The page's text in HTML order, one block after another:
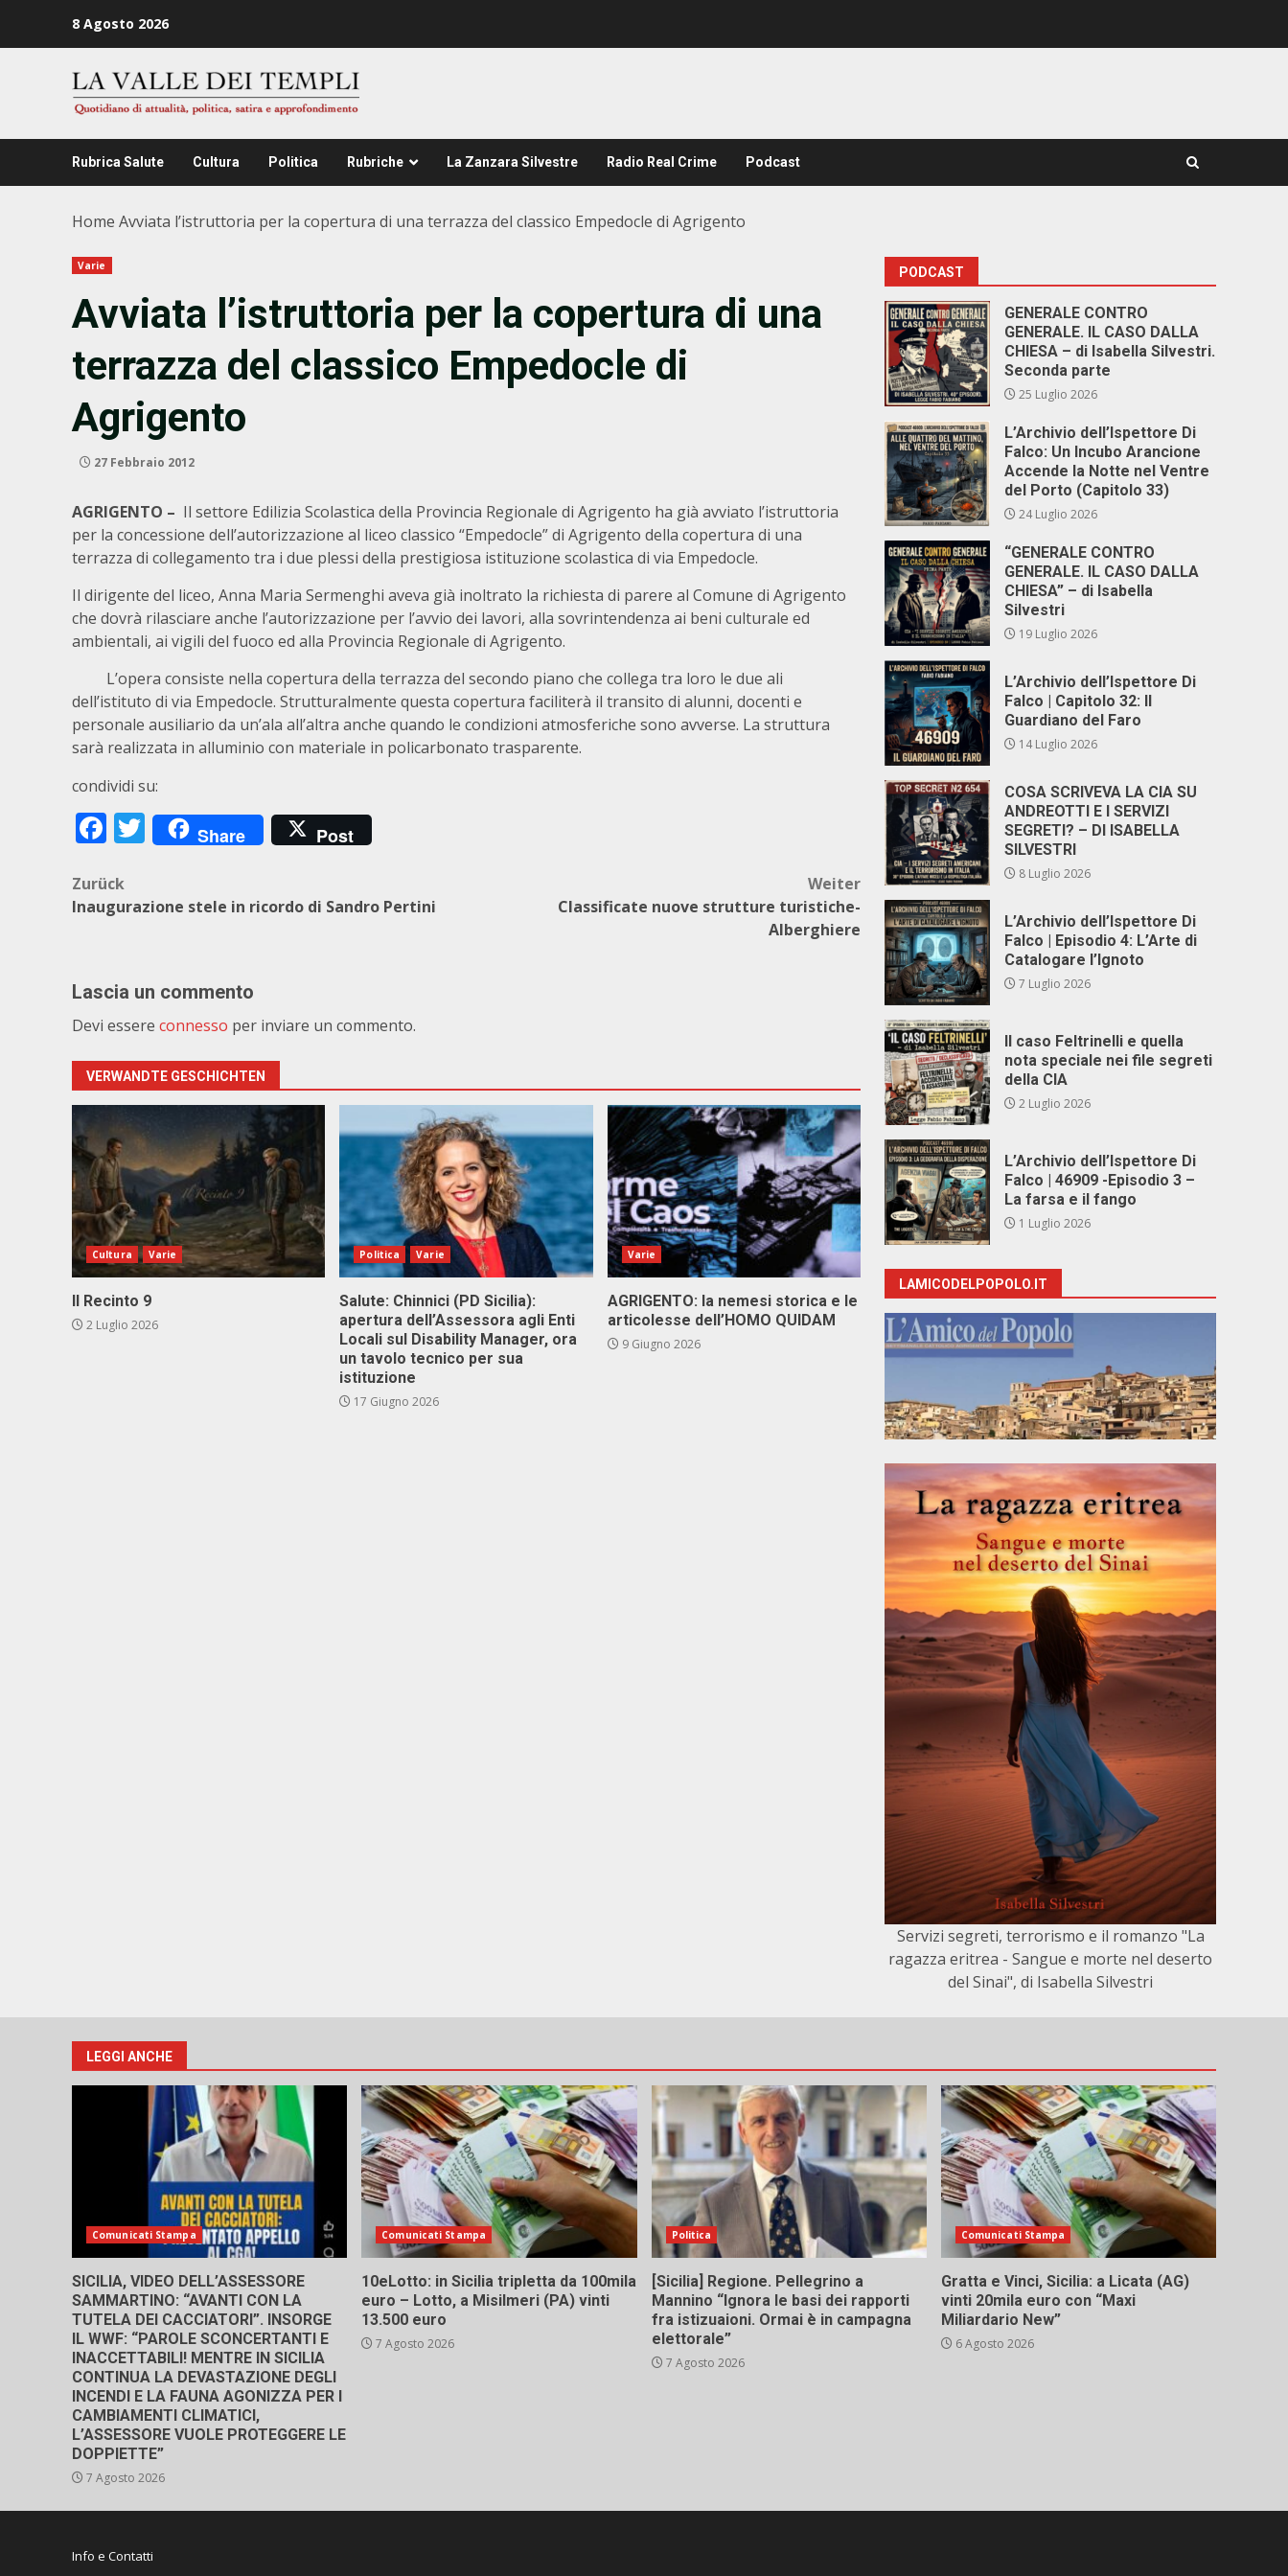
8 Agosto 2026
Rubrica Salute Cultura Politica Rubriche La Zanzara Silvestre Radio Real Crime Podcast
Home Avviata l’istruttoria per la copertura di una terrazza del classico Empedocle di Agrigento
Varie
Avviata l’istruttoria per la copertura di una
terrazza del classico Empedocle di
Agrigento
27 Febbraio 2012
AGRIGENTO – Il settore Edilizia Scolastica della Provincia Regionale di Agrigento ha già avviato l’istruttoria
per la concessione dell’autorizzazione al liceo classico “Empedocle” di Agrigento della copertura di una
terrazza di collegamento tra i due plessi della prestigiosa istituzione scolastica di via Empedocle.
Il dirigente del liceo, Anna Maria Sermenghi aveva già inoltrato la richiesta di parere al Comune di Agrigento
che dovrà rilasciare anche l’autorizzazione per l’avvio dei lavori, alla sovrintendenza ai beni culturale ed
ambientali, ai vigili del fuoco ed alla Provincia Regionale di Agrigento.
L’opera consiste nella copertura della terrazza del secondo piano che collega tra loro le due ali
dell’istituto di via Empedocle. Strutturalmente questa copertura faciliterà il transito di alunni, docenti e
personale ausiliario da un’ala all’altra anche quando le condizioni atmosferiche sono avverse. La struttura
sarà realizzata in alluminio con materiale in policarbonato trasparente.
condividi su:
Facebook
Twitter
Share Post
Beitragsnavigation
Zurück
Inaugurazione stele in ricordo di Sandro Pertini
Weiter
Classificate nuove strutture turistiche-
Alberghiere
Lascia un commento
Devi essere connesso per inviare un commento.
VERWANDTE GESCHICHTEN
Cultura Varie
Il Recinto 9
2 Luglio 2026
Politica Varie
Salute: Chinnici (PD Sicilia):
apertura dell’Assessora agli Enti
Locali sul Disability Manager, ora
un tavolo tecnico per sua
istituzione
17 Giugno 2026
Varie
AGRIGENTO: la nemesi storica e le
articolesse dell’HOMO QUIDAM
9 Giugno 2026
PODCAST
GENERALE CONTRO
GENERALE. IL CASO DALLA
CHIESA – di Isabella Silvestri.
Seconda parte
25 Luglio 2026
L’Archivio dell’Ispettore Di
Falco: Un Incubo Arancione
Accende la Notte nel Ventre
del Porto (Capitolo 33)
24 Luglio 2026
“GENERALE CONTRO
GENERALE. IL CASO DALLA
CHIESA” – di Isabella
Silvestri
19 Luglio 2026
L’Archivio dell’Ispettore Di
Falco | Capitolo 32: Il
Guardiano del Faro
14 Luglio 2026
COSA SCRIVEVA LA CIA SU
ANDREOTTI E I SERVIZI
SEGRETI? – DI ISABELLA
SILVESTRI
8 Luglio 2026
L’Archivio dell’Ispettore Di
Falco | Episodio 4: L’Arte di
Catalogare l’Ignoto
7 Luglio 2026
Il caso Feltrinelli e quella
nota speciale nei file segreti
della CIA
2 Luglio 2026
L’Archivio dell’Ispettore Di
Falco | 46909 -Episodio 3 –
La farsa e il fango
1 Luglio 2026
LAMICODELPOPOLO.IT
Servizi segreti, terrorismo e il romanzo "La
ragazza eritrea - Sangue e morte nel deserto
del Sinai", di Isabella Silvestri
LEGGI ANCHE
Comunicati Stampa
SICILIA, VIDEO DELL’ASSESSORE
SAMMARTINO: “AVANTI CON LA
TUTELA DEI CACCIATORI”. INSORGE
IL WWF: “PAROLE SCONCERTANTI E
INACCETTABILI! MENTRE IN SICILIA
CONTINUA LA DEVASTAZIONE DEGLI
INCENDI E LA FAUNA AGONIZZA PER I
CAMBIAMENTI CLIMATICI,
L’ASSESSORE VUOLE PROTEGGERE LE
DOPPIETTE”
7 Agosto 2026
Comunicati Stampa
10eLotto: in Sicilia tripletta da 100mila
euro – Lotto, a Misilmeri (PA) vinti
13.500 euro
7 Agosto 2026
Politica
[Sicilia] Regione. Pellegrino a
Mannino “Ignora le basi dei rapporti
fra istizuaioni. Ormai è in campagna
elettorale”
7 Agosto 2026
Comunicati Stampa
Gratta e Vinci, Sicilia: a Licata (AG)
vinti 20mila euro con “Maxi
Miliardario New”
6 Agosto 2026
Info e Contatti